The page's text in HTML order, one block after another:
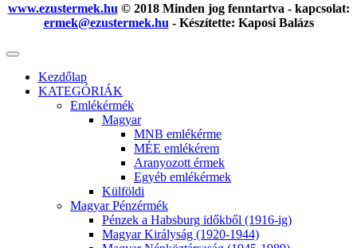
www.ezustermek.hu © 2018 Minden jog fenntartva - kapcsolat:
ermek@ezustermek.hu - Készítette: Kaposi Balázs
Kezdőlap
KATEGÓRIÁK
Emlékérmék
Magyar
MNB emlékérme
MÉE emlékérem
Aranyozott érmek
Egyéb emlékérmek
Külföldi
Magyar Pénzérmék
Pénzek a Habsburg időkből (1916-ig)
Magyar Királyság (1920-1944)